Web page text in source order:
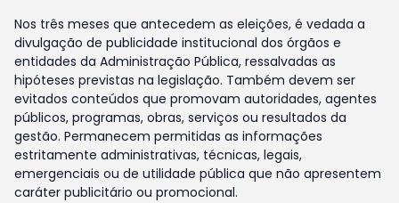
Nos três meses que antecedem as eleições, é vedada a
divulgação de publicidade institucional dos órgãos e
entidades da Administração Pública, ressalvadas as
hipóteses previstas na legislação. Também devem ser
evitados conteúdos que promovam autoridades, agentes
públicos, programas, obras, serviços ou resultados da
gestão. Permanecem permitidas as informações
estritamente administrativas, técnicas, legais,
emergenciais ou de utilidade pública que não apresentem
caráter publicitário ou promocional.